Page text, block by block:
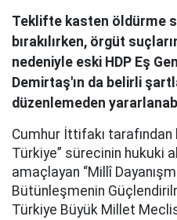
Teklifte kasten öldürme
bırakılırken, örgüt
nedeniyle eski HDP Eş
Demirtaş'ın da belirli
düzenlemeden
Cumhur İttifakı tarafından
Türkiye” sürecinin hukuki
amaçlayan “Millî
Bütünleşmenin
Türkiye Büyük Millet